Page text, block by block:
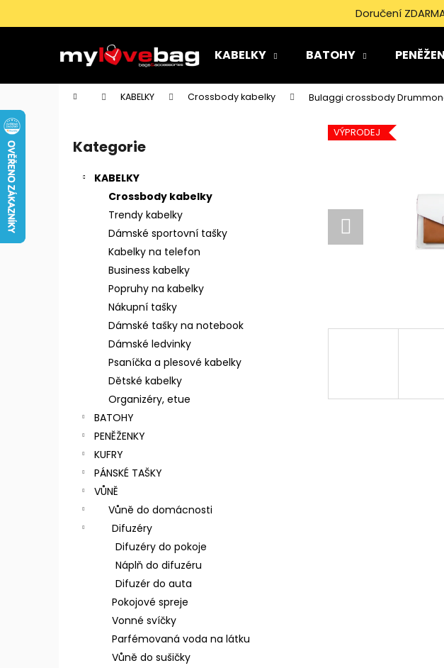
Doručení
KABELKY BATOHY
Domů KABELKY Crossbody kabelky Bulaggi crossbody
Přeskočit
kategorie
Kategorie
KABELKY
Crossbody kabelky
Trendy kabelky
Dámské sportovní tašky
Kabelky na telefon
Business kabelky
Popruhy na kabelky
Nákupní tašky
Dámské tašky na notebook
Dámské ledvinky
Psaníčka a plesové kabelky
Dětské kabelky
Organizéry, etue
BATOHY
PENĚŽENKY
KUFRY
PÁNSKÉ TAŠKY
VŮNĚ
Vůně do domácnosti
Difuzéry
Difuzéry do pokoje
Náplň do difuzéru
Difuzér do auta
Pokojové spreje
Vonné svíčky
Parfémovaná voda na látku
Vůně do sušičky
VÝPRODEJ
o
k Co